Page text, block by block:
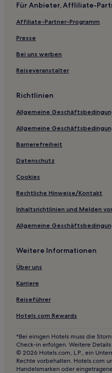
Hotels nahe Gifu City
Hotels nahe Gujo
Gifu Hotels
Gasthäuser in Gujō
Luxus nahe Shitajima Onsen
Hotels mit Parkplatz in
Günstige in Gifu
Für Anbieter, Affliliate-
Affiliate-Partner-Programm
Presse
Bei uns werben
Reiseveranstalter
Richtlinien
Allgemeine
Allgemeine
Barrierefreiheit
Datenschutz
Cookies
Rechtliche Hinweise/Kontakt
Inhaltsrichtlinien und Melden
Allgemeine
Weitere Informationen
Über uns
Karriere
Reiseführer
Hotels.com Rewards
*Bei einigen Hotels muss die
Check-in erfolgen. Weitere
© 2026 Hotels.com, L.P., ein
Rechte vorbehalten. Hotels.com
Handelsmarken oder